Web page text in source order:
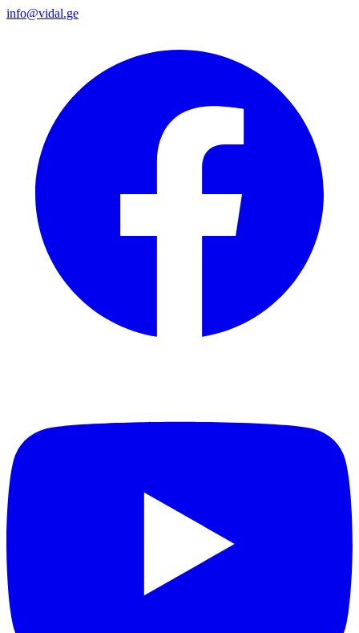
info@vidal.ge